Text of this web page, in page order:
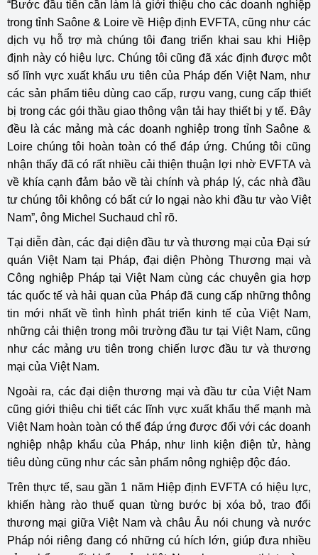
“Bước đầu tiên cần làm là giới thiệu cho các doanh nghiệp
trong tỉnh Saône & Loire về Hiệp định EVFTA, cũng như các
dịch vụ hỗ trợ mà chúng tôi đang triển khai sau khi Hiệp
định này có hiệu lực. Chúng tôi cũng đã xác định được một
số lĩnh vực xuất khẩu ưu tiên của Pháp đến Việt Nam, như
các sản phẩm tiêu dùng cao cấp, rượu vang, cung cấp thiết
bị trong các gói thầu giao thông vận tải hay thiết bị y tế. Đây
đều là các mảng mà các doanh nghiệp trong tỉnh Saône &
Loire chúng tôi hoàn toàn có thể đáp ứng. Chúng tôi cũng
nhận thấy đã có rất nhiều cải thiện thuận lợi nhờ EVFTA và
về khía cạnh đảm bảo về tài chính và pháp lý, các nhà đầu
tư chúng tôi không có bất cứ lo ngại nào khi đầu tư vào Việt
Nam”, ông Michel Suchaud chỉ rõ.
Tại diễn đàn, các đại diện đầu tư và thương mại của Đại sứ
quán Việt Nam tại Pháp, đại diện Phòng Thương mại và
Công nghiệp Pháp tại Việt Nam cùng các chuyên gia hợp
tác quốc tế và hải quan của Pháp đã cung cấp những thông
tin mới nhất về tình hình phát triển kinh tế của Việt Nam,
những cải thiện trong môi trường đầu tư tại Việt Nam, cũng
như các mảng ưu tiên trong chiến lược đầu tư và thương
mại của Việt Nam.
Ngoài ra, các đại diện thương mại và đầu tư của Việt Nam
cũng giới thiệu chi tiết các lĩnh vực xuất khẩu thế mạnh mà
Việt Nam hoàn toàn có thể đáp ứng được đối với các doanh
nghiệp nhập khẩu của Pháp, như linh kiện điện tử, hàng
tiêu dùng cũng như các sản phẩm nông nghiệp độc đáo.
Trên thực tế, sau gần 1 năm Hiệp định EVFTA có hiệu lực,
khiến hàng rào thuế quan từng bước bị xóa bỏ, trao đổi
thương mại giữa Việt Nam và châu Âu nói chung và nước
Pháp nói riêng đang có những cú hích lớn, giúp đưa nhiều